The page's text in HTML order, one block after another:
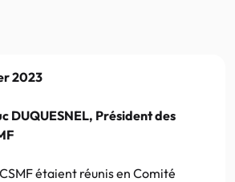
2023
DUQUESNEL, Président des
étaient réunis en Comité